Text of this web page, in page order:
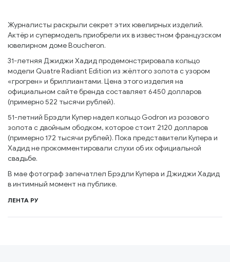
Журналисты раскрыли секрет этих ювелирных изделий.
Актёр и супермодель приобрели их в известном французском
ювелирном доме Boucheron.
31-летняя Джиджи Хадид продемонстрировала кольцо
модели Quatre Radiant Edition из жёлтого золота с узором
«грогрен» и бриллиантами. Цена этого изделия на
официальном сайте бренда составляет 6450 долларов
(примерно 522 тысячи рублей).
51-летний Брэдли Купер надел кольцо Godron из розового
золота с двойным ободком, которое стоит 2120 долларов
(примерно 172 тысячи рублей). Пока представители Купера и
Хадид не прокомментировали слухи об их официальной
свадьбе.
В мае фотограф запечатлел Брэдли Купера и Джиджи Хадид
в интимный момент на публике.
ЛЕНТА РУ